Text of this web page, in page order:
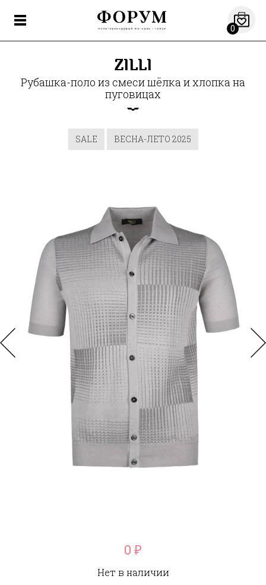
0
ZILLI
Рубашка-поло из смеси шёлка и хлопка на
пуговицах
SALE ВЕСНА-ЛЕТО 2025
0 ₽
Нет в наличии